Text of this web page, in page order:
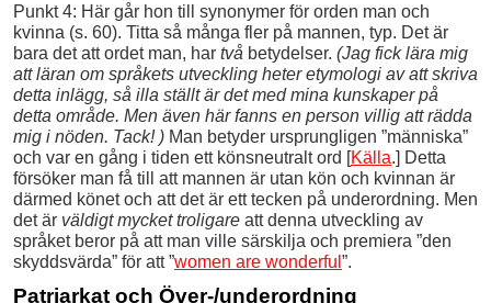
Punkt 4: Här går hon till synonymer för orden man och
kvinna (s. 60). Titta så många fler på mannen, typ. Det är
bara det att ordet man, har två betydelser. (Jag fick lära mig
att läran om språkets utveckling heter etymologi av att skriva
detta inlägg, så illa ställt är det med mina kunskaper på
detta område. Men även här fanns en person villig att rädda
mig i nöden. Tack! ) Man betyder ursprungligen ”människa”
och var en gång i tiden ett könsneutralt ord [Källa.] Detta
försöker man få till att mannen är utan kön och kvinnan är
därmed könet och att det är ett tecken på underordning. Men
det är väldigt mycket troligare att denna utveckling av
språket beror på att man ville särskilja och premiera ”den
skyddsvärda” för att ”women are wonderful ”.
Patriarkat och Över-/underordning